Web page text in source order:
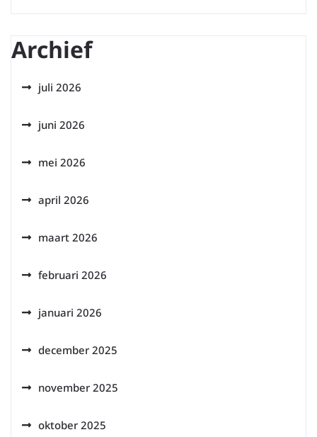
Archief
juli 2026
juni 2026
mei 2026
april 2026
maart 2026
februari 2026
januari 2026
december 2025
november 2025
oktober 2025